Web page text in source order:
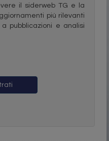
il siderweb TG e la
più rilevanti
pubblicazioni e analisi